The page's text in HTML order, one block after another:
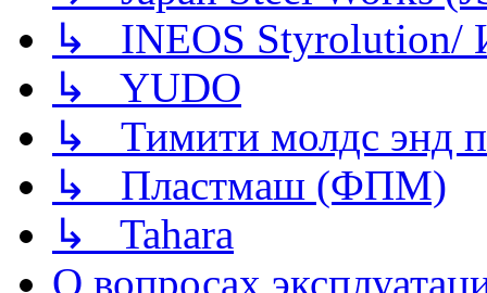
↳ INEOS
↳ YUDO
↳ Тимити молдс энд
↳ Пластмаш (ФПМ)
↳ Tahara
О вопросах